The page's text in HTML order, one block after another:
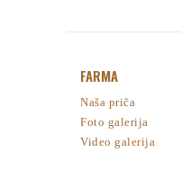
FARMA
Naša priča
Foto galerija
Video galerija